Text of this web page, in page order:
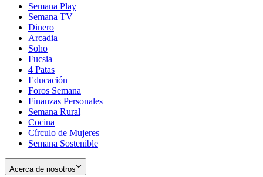
Semana Play
Semana TV
Dinero
Arcadia
Soho
in
new
window
Fucsia
in
new
window
4 Patas
Educación
Foros Semana
Finanzas Personales
Semana Rural
Cocina
Círculo de Mujeres
Semana Sostenible
Acerca de nosotros